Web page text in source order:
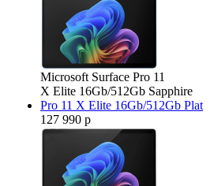
Microsoft Surface Pro 11
X Elite 16Gb/512Gb Sapphire
Pro 11 X Elite 16Gb/512Gb Plat
127 990 р